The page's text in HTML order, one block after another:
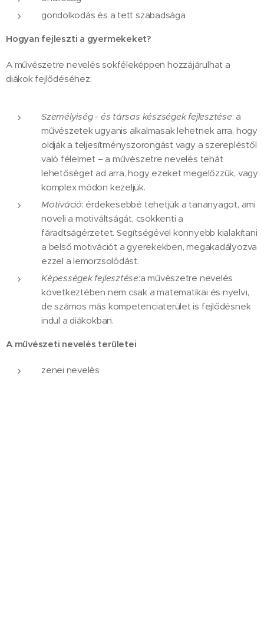
gondolkodás és a tett szabadsága
Hogyan fejleszti a gyermekeket?
A művészetre nevelés sokféleképpen hozzájárulhat a
diákok fejlődéséhez:
Személyiség - és társas készségek fejlesztése: a
művészetek ugyanis alkalmasak lehetnek arra, hogy
oldják a teljesítményszorongást vagy a szerepléstől
való félelmet – a művészetre nevelés tehát
lehetőséget ad arra, hogy ezeket megelőzzük, vagy
komplex módon kezeljük.
Motiváció: érdekesebbé tehetjük a tananyagot, ami
növeli a motiváltságát, csökkenti a
fáradtságérzetet. Segítségével könnyebb kialakítani
a belső motivációt a gyerekekben, megakadályozva
ezzel a lemorzsolódást.
Képességek fejlesztése:a művészetre nevelés
következtében nem csak a matematikai és nyelvi,
de számos más kompetenciaterület is fejlődésnek
indul a diákokban.
A művészeti nevelés területei
zenei nevelés